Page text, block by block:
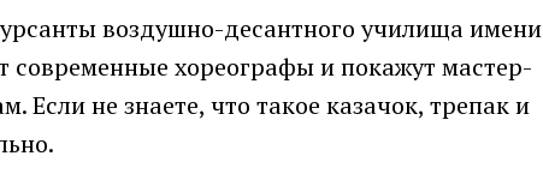
воздушно-десантного училища имени
современные хореографы и покажут мастер-
Если не знаете, что такое казачок, трепак и